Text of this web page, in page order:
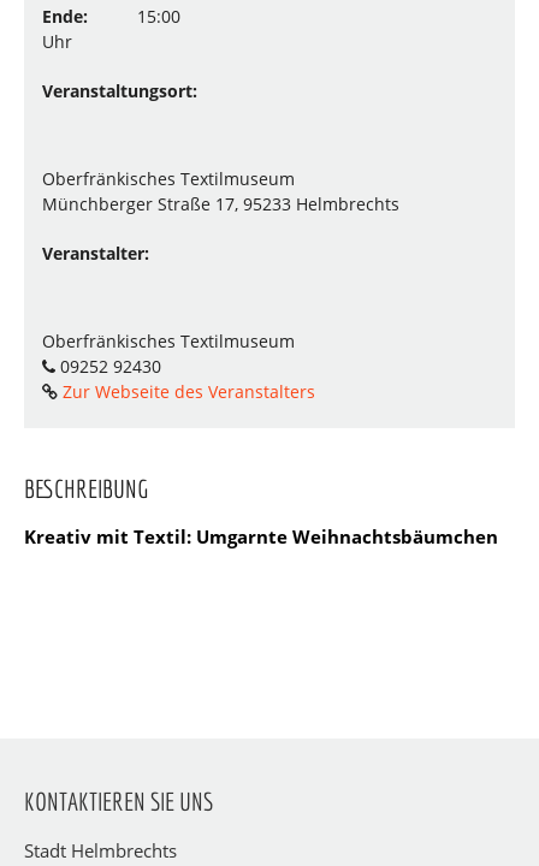
Ende:
15:00
Uhr
Veranstaltungsort:
Oberfränkisches Textilmuseum
Münchberger Straße 17, 95233 Helmbrechts
Veranstalter:
Oberfränkisches Textilmuseum
09252 92430
Zur Webseite des Veranstalters
BESCHREIBUNG
Kreativ mit Textil: Umgarnte Weihnachtsbäumchen
KONTAKTIEREN SIE UNS
Stadt Helmbrechts